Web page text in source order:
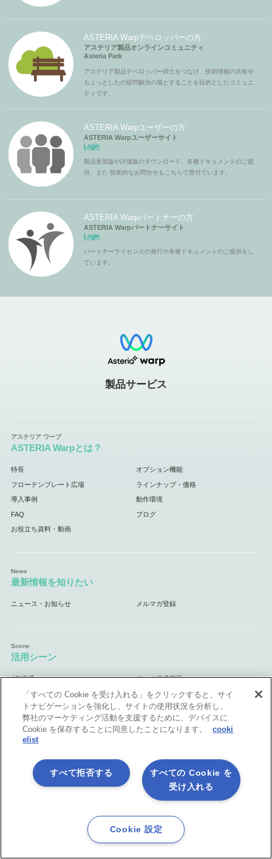
ASTERIA Warpデベロッパーの方
アステリア製品オンラインコミュニティ
Asteria Park
アステリア製品デベロッパー同士をつなげ、技術情報の共有や
ちょっとしたの疑問解決の場とすることを目的としたコミュニ
ティです。
ASTERIA Warpユーザーの方
ASTERIA Warpユーザーサイト
Login
製品更新版や評価版のダウンロード、各種ドキュメントのご提
供、また 技術的なお問合せもこちらで受付ています。
ASTERIA Warpパートナーの方
ASTERIA Warpパートナーサイト
Login
パートナーライセンスの発行や各種ドキュメントのご提供をし
ています。
製品サービス
ASTERIA Warpとは？
特長 オプション機能
フローテンプレート広場 ラインナップ・価格
導入事例 動作環境
FAQ ブログ
お役立ち資料・動画
最新情報を知りたい
ニュース・お知らせ メルマガ登録
活用シーン
API連携 データ連携基盤（EAI・ESB）
マスターデータ管理（MDM） データ統合基盤（ETL）
業務自動化（RPA） クラウド連携基盤
ノーコード開発＆内製化 Excel業務を自動処理
マーケティング業務を自動化
体験してみよう
（オンプレミス ASTERIA Warp体験セミナー
「すべての Cookie を受け入れる」をクリックすると、サイ
トナビゲーションを強化し、サイトの使用状況を分析し、
弊社のマーケティング活動を支援するために、デバイスに
Cookie を保存することに同意したことになります。
cooki
elist
すべての Cookie を
受け入れる
すべて拒否する
Cookie 設定